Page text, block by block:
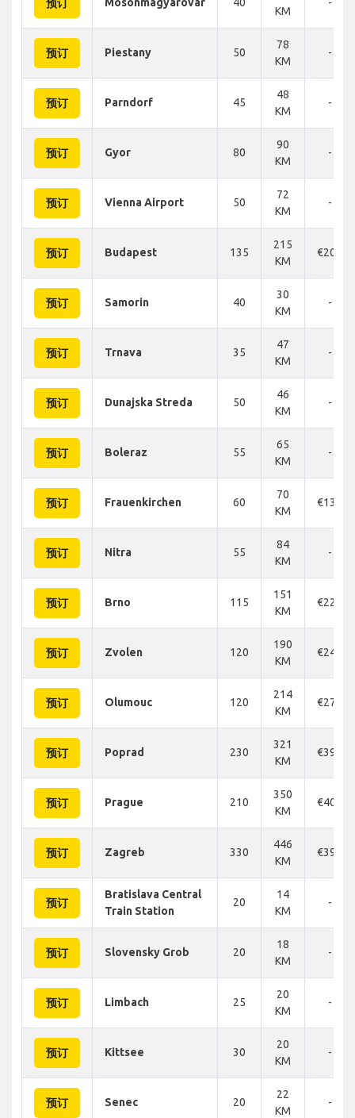
预订
KM
预订 Piestany 50
78
KM
-
预订 Parndorf 45
48
KM
-
预订 Gyor 80
90
KM
-
预订 Vienna Airport 50
72
KM
-
预订 Budapest 135
215
KM
€208
预订 Samorin 40
30
KM
-
预订 Trnava 35
47
KM
-
预订 Dunajska Streda 50
46
KM
-
预订 Boleraz 55
65
KM
-
预订 Frauenkirchen 60
70
KM
€136
预订 Nitra 55
84
KM
-
预订 Brno 115
151
KM
€226
预订 Zvolen 120
190
KM
€240
预订 Olumouc 120
214
KM
€270
预订 Poprad 230
321
KM
€390
预订 Prague 210
350
KM
€406
预订 Zagreb 330
446
KM
€390
预订
Bratislava Central
Train Station
20
14
KM
-
预订 Slovensky Grob 20
18
KM
-
预订 Limbach 25
20
KM
-
预订 Kittsee 30
20
KM
-
预订 Senec 20
22
KM
-